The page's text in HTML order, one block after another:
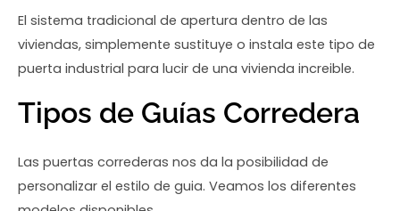
El sistema tradicional de apertura dentro de las
viviendas, simplemente sustituye o instala este tipo de
puerta industrial para lucir de una vivienda increible.
Tipos de Guías Corredera
Las puertas correderas nos da la posibilidad de
personalizar el estilo de guia. Veamos los diferentes